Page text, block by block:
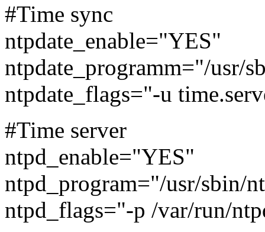
#Time sync
ntpdate_enable="YES"
ntpdate_programm="/usr/
ntpdate_flags="-u
#Time server
ntpd_enable="YES"
ntpd_program="/usr/sbin/
ntpd_flags="-p /var/run/